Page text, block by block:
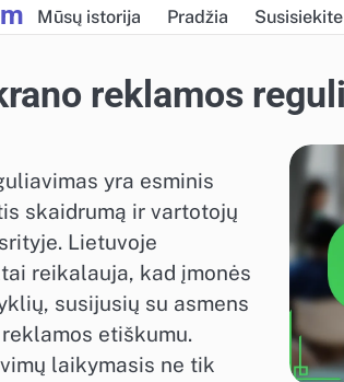
Mūsų istorija Pradžia
reklamos
yra esminis
skaidrumą ir vartotojų
Lietuvoje
reikalauja, kad įmonės
susijusių su asmens
etiškumu.
laikymasis ne tik